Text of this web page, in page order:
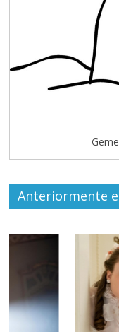
Anteriormente